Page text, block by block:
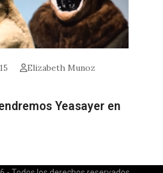
Elizabeth Munoz
Yeasayer en